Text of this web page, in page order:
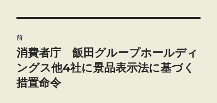
稿
ナ
ビ
前
前
の
投
消費者庁 飯田グループホールディ
ングス他4社に景品表示法に基づく
措置命令